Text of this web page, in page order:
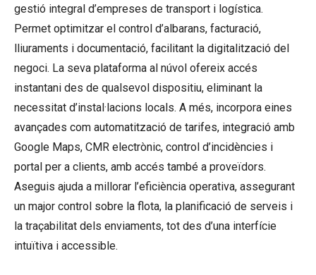
gestió integral d’empreses de transport i logística.
Permet optimitzar el control d’albarans, facturació,
lliuraments i documentació, facilitant la digitalització del
negoci. La seva plataforma al núvol ofereix accés
instantani des de qualsevol dispositiu, eliminant la
necessitat d’instal·lacions locals. A més, incorpora eines
avançades com automatització de tarifes, integració amb
Google Maps, CMR electrònic, control d’incidències i
portal per a clients, amb accés també a proveïdors.
Aseguis ajuda a millorar l’eficiència operativa, assegurant
un major control sobre la flota, la planificació de serveis i
la traçabilitat dels enviaments, tot des d’una interfície
intuïtiva i accessible.